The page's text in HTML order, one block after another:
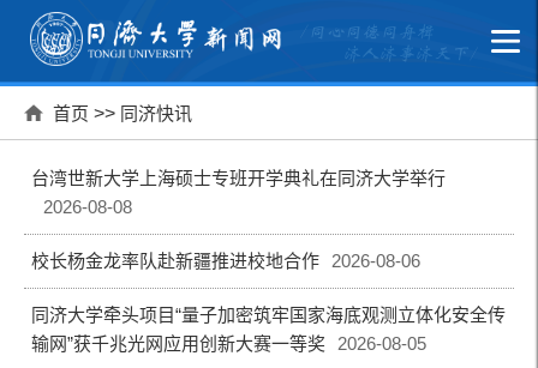
首页 >> 同济快讯
台湾世新大学上海硕士专班开学典礼在同济大学举行
2026-08-08
校长杨金龙率队赴新疆推进校地合作 2026-08-06
同济大学牵头项目“量子加密筑牢国家海底观测立体化安全传
输网”获千兆光网应用创新大赛一等奖
2026-08-05